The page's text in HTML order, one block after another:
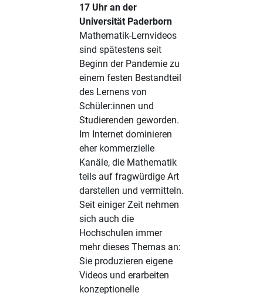
17 Uhr an der
Universität Paderborn
Mathematik-Lernvideos
sind spätestens seit
Beginn der Pandemie zu
einem festen Bestandteil
des Lernens von
Schüler:innen und
Studierenden geworden.
Im Internet dominieren
eher kommerzielle
Kanäle, die Mathematik
teils auf fragwürdige Art
darstellen und vermitteln.
Seit einiger Zeit nehmen
sich auch die
Hochschulen immer
mehr dieses Themas an:
Sie produzieren eigene
Videos und erarbeiten
konzeptionelle